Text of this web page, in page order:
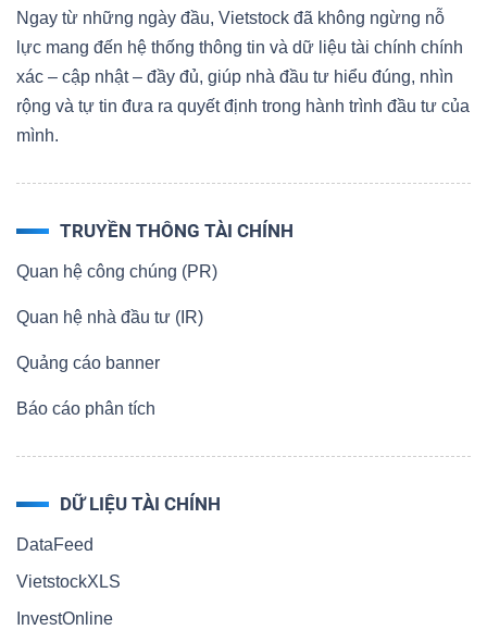
Ngay từ những ngày đầu, Vietstock đã không ngừng nỗ
lực mang đến hệ thống thông tin và dữ liệu tài chính chính
xác – cập nhật – đầy đủ, giúp nhà đầu tư hiểu đúng, nhìn
rộng và tự tin đưa ra quyết định trong hành trình đầu tư của
mình.
TRUYỀN THÔNG TÀI CHÍNH
Quan hệ công chúng (PR)
Quan hệ nhà đầu tư (IR)
Quảng cáo banner
Báo cáo phân tích
DỮ LIỆU TÀI CHÍNH
DataFeed
VietstockXLS
InvestOnline